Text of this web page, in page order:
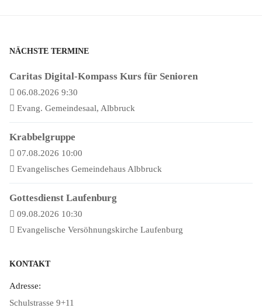
NÄCHSTE TERMINE
Caritas Digital-Kompass Kurs für Senioren
06.08.2026 9:30
Evang. Gemeindesaal, Albbruck
Krabbelgruppe
07.08.2026 10:00
Evangelisches Gemeindehaus Albbruck
Gottesdienst Laufenburg
09.08.2026 10:30
Evangelische Versöhnungskirche Laufenburg
KONTAKT
Adresse:
Schulstrasse 9+11